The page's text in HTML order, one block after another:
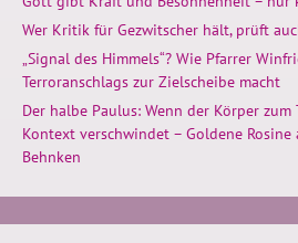
Wer Kritik für Gezwitscher hält, prüft
„Signal des Himmels“? Wie Pfarrer
Terroranschlags zur Zielscheibe macht
Der halbe Paulus: Wenn der Körper
Kontext verschwindet – Goldene
Behnken